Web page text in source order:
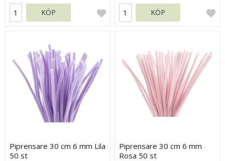
KÖP KÖP
Piprensare 30 cm 6 mm Lila
50 st
Piprensare 30 cm 6 mm
Rosa 50 st